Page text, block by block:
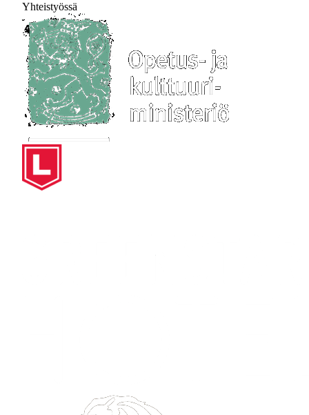
Yhteistyössä